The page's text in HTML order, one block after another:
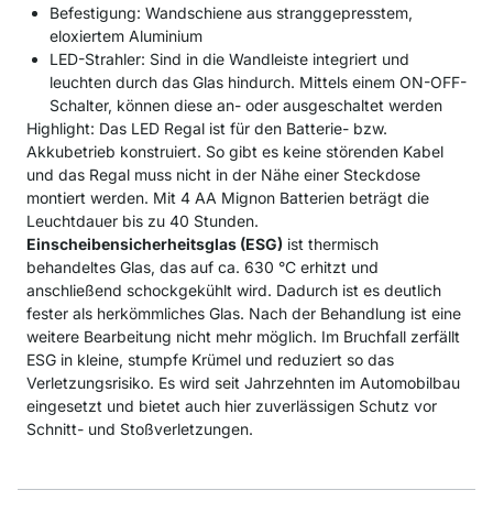
Befestigung: Wandschiene aus stranggepresstem,
eloxiertem Aluminium
LED-Strahler: Sind in die Wandleiste integriert und
leuchten durch das Glas hindurch. Mittels einem ON-OFF-
Schalter, können diese an- oder ausgeschaltet werden
Highlight: Das LED Regal ist für den Batterie- bzw.
Akkubetrieb konstruiert. So gibt es keine störenden Kabel
und das Regal muss nicht in der Nähe einer Steckdose
montiert werden. Mit 4 AA Mignon Batterien beträgt die
Leuchtdauer bis zu 40 Stunden.
Einscheibensicherheitsglas (ESG) ist thermisch
behandeltes Glas, das auf ca. 630 °C erhitzt und
anschließend schockgekühlt wird. Dadurch ist es deutlich
fester als herkömmliches Glas. Nach der Behandlung ist eine
weitere Bearbeitung nicht mehr möglich. Im Bruchfall zerfällt
ESG in kleine, stumpfe Krümel und reduziert so das
Verletzungsrisiko. Es wird seit Jahrzehnten im Automobilbau
eingesetzt und bietet auch hier zuverlässigen Schutz vor
Schnitt- und Stoßverletzungen.